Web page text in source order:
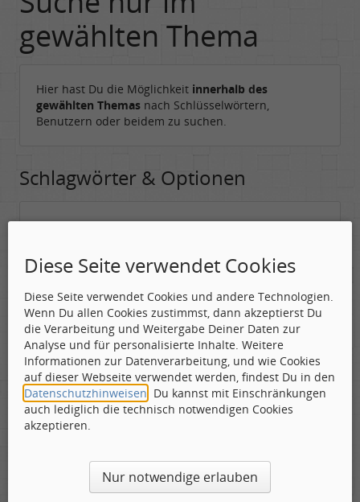
gewählten Thema
Hier hast Du die Möglichkeit innerhalb des
gewählten Themas nach Schlüsselwörtern,
Benutzern oder beidem zu suchen.
Schlagwörter & Optionen
Suchwörter:
werden soll.
Nach allen angegebenen Begriffen suchen.
Mindestens ein Begriff muss vorhanden sein.
Suche nach Benutzer:
Hier kannst Du (optional) nach einem Benutzer suchen, der den
Beitrag verfasst hat. Du kannst den * als Jokerzeichen benutzen, um
ähnliche Nutzernamen zu finden.
Die Visuelle Bestätigung hilft dabei automatische Spambots
und Scripte von den Diensten dieses Forums abzuhalten.
Derartige Scripte sind normalerweise nicht in der Lage den
Diese Seite verwendet Cookies
Diese Seite verwendet Cookies und andere Technologien.
Wenn Du allen Cookies zustimmst, dann akzeptierst Du
die Verarbeitung und Weitergabe Deiner Daten zur
Analyse und für personalisierte Inhalte. Weitere
Informationen zur Datenverarbeitung, und wie Cookies
auf dieser Webseite verwendet werden, findest Du in den
Datenschutzhinweisen . Du kannst mit Einschränkungen
auch lediglich die technisch notwendigen Cookies
akzeptieren.
Nur notwendige erlauben